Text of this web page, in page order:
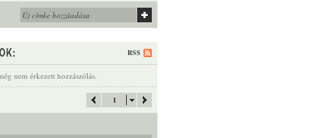
RSS
nem érkezett hozzászólás.
1